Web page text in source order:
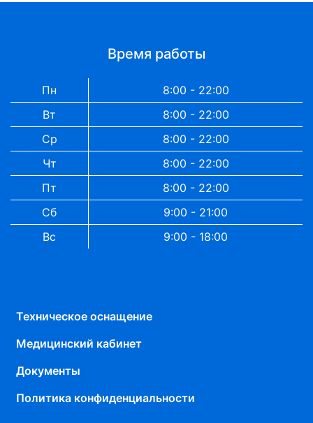
Время работы
Пн
8:00 - 22:00
Вт
8:00 - 22:00
Ср
8:00 - 22:00
Чт
8:00 - 22:00
Пт
8:00 - 22:00
Сб
9:00 - 21:00
Вс
9:00 - 18:00
Техническое оснащение
Медицинский кабинет
Документы
Политика конфиденциальности